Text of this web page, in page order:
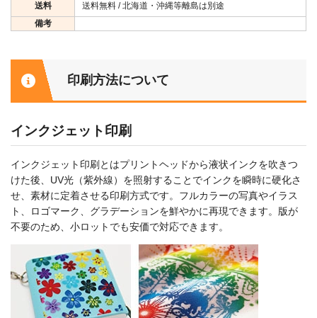
送料
送料無料 / 北海道・沖縄等離島は別途
備考
印刷方法について
インクジェット印刷
インクジェット印刷とはプリントヘッドから液状インクを吹きつ
けた後、UV光（紫外線）を照射することでインクを瞬時に硬化さ
せ、素材に定着させる印刷方式です。フルカラーの写真やイラス
ト、ロゴマーク、グラデーションを鮮やかに再現できます。版が
不要のため、小ロットでも安価で対応できます。